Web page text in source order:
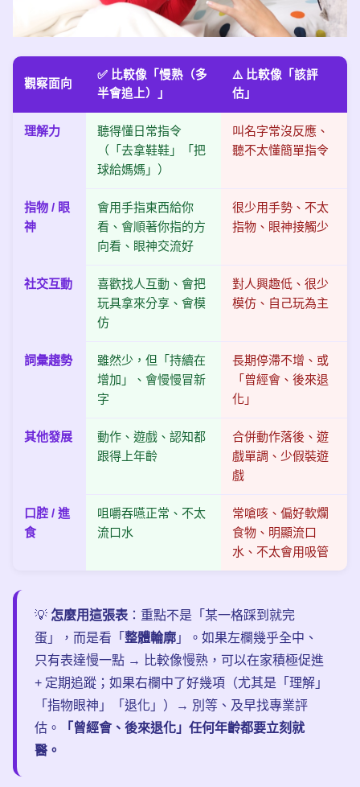
觀察面向
✅ 比較像「慢熟（多
半會追上）」
⚠️ 比較像「該評
估」
理解力
聽得懂日常指令
（「去拿鞋鞋」「把
球給媽媽」）
叫名字常沒反應、
聽不太懂簡單指令
指物 / 眼
神
會用手指東西給你
看、會順著你指的方
向看、眼神交流好
很少用手勢、不太
指物、眼神接觸少
社交互動
喜歡找人互動、會把
玩具拿來分享、會模
仿
對人興趣低、很少
模仿、自己玩為主
詞彙趨勢
雖然少，但「持續在
增加」、會慢慢冒新
字
長期停滯不增、或
「曾經會、後來退
化」
其他發展
動作、遊戲、認知都
跟得上年齡
合併動作落後、遊
戲單調、少假裝遊
戲
口腔 / 進
食
咀嚼吞嚥正常、不太
流口水
常嗆咳、偏好軟爛
食物、明顯流口
水、不太會用吸管
💡 怎麼用這張表 ：重點不是「某一格踩到就完
蛋」，而是看「 整體輪廓 」。如果左欄幾乎全中、
只有表達慢一點 → 比較像慢熟，可以在家積極促進
+ 定期追蹤；如果右欄中了好幾項（尤其是「理解」
「指物眼神」「退化」）→ 別等、及早找專業評
估。
「曾經會、後來退化」任何年齡都要立刻就
醫。